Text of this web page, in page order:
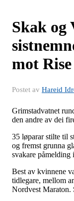
Skak og
mot Rise
Postet av Hareid
Grimstadvatnet
den andre av dei
35 løparar stilte til
og fremst grunna
svakare påmelding
Best av kvinnene
tidlegare, mellom
Nordvest Maraton.